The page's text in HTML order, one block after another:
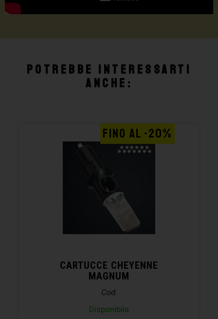
Potrebbe interessarti
anche:
CARTUCCE CHEYENNE
MAGNUM
Cod.
Disponibile
FINO AL -20%